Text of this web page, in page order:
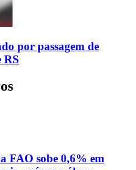
por passagem de
RS
FAO sobe 0,6% em